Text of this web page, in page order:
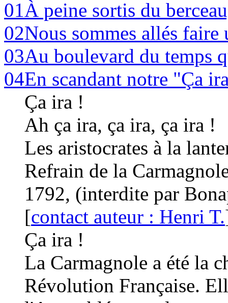
01À peine sortis du
02Nous sommes allés faire
03Au boulevard du temps
04En scandant notre "Ça
Ça ira !
Ah ça ira, ça ira, ça ira !
Les aristocrates à la
Refrain de la
1792, (interdite par
[contact auteur : Henri T.
Ça ira !
La Carmagnole a été la
Révolution Française.